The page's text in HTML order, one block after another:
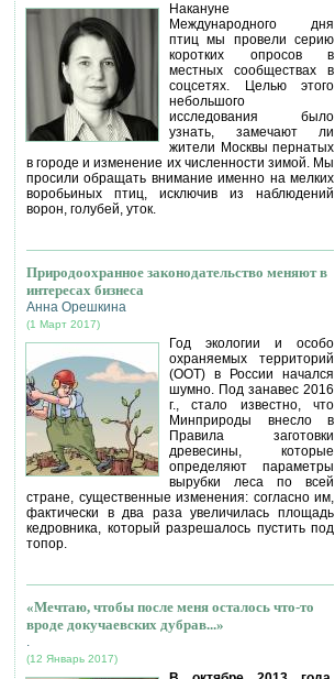
Накануне
Международного дня
птиц мы провели серию
коротких опросов в
местных сообществах в
соцсетях. Целью этого
небольшого
исследования было
узнать, замечают ли
жители Москвы пернатых
в городе и изменение их численности зимой. Мы
просили обращать внимание именно на мелких
воробьиных птиц, исключив из наблюдений
ворон, голубей, уток.
Природоохранное законодательство меняют в
интересах бизнеса
Анна Орешкина
(1 Март 2017)
Год экологии и особо
охраняемых территорий
(ООТ) в России начался
шумно. Под занавес 2016
г., стало известно, что
Минприроды внесло в
Правила заготовки
древесины, которые
определяют параметры
вырубки леса по всей
стране, существенные изменения: согласно им,
фактически в два раза увеличилась площадь
кедровника, который разрешалось пустить под
топор.
«Мечтаю, чтобы после меня осталось что-то
вроде докучаевских дубрав...»
.
(12 Январь 2017)